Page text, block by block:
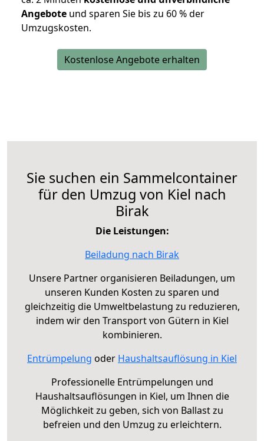
Angebote und sparen Sie bis zu 60 % der
Umzugskosten.
Kostenlose Angebote erhalten
Sie suchen ein Sammelcontainer
für den Umzug von Kiel nach
Birak
Die Leistungen:
Beiladung nach Birak
Unsere Partner organisieren Beiladungen, um
unseren Kunden Kosten zu sparen und
gleichzeitig die Umweltbelastung zu reduzieren,
indem wir den Transport von Gütern in Kiel
kombinieren.
Entrümpelung oder Haushaltsauflösung in Kiel
Professionelle Entrümpelungen und
Haushaltsauflösungen in Kiel, um Ihnen die
Möglichkeit zu geben, sich von Ballast zu
befreien und den Umzug zu erleichtern.